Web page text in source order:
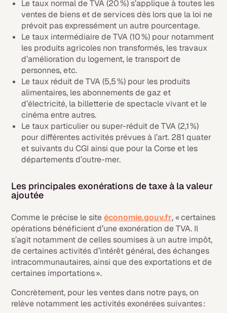
Le taux normal de TVA (20 %) s’applique à toutes les
ventes de biens et de services dès lors que la loi ne
prévoit pas expressément un autre pourcentage.
Le taux intermédiaire de TVA (10 %) pour notamment
les produits agricoles non transformés, les travaux
d’amélioration du logement, le transport de
personnes, etc.
Le taux réduit de TVA (5,5 %) pour les produits
alimentaires, les abonnements de gaz et
d’électricité, la billetterie de spectacle vivant et le
cinéma entre autres.
Le taux particulier ou super-réduit de TVA (2,1 %)
pour différentes activités prévues à l’art. 281 quater
et suivants du CGI ainsi que pour la Corse et les
départements d’outre-mer.
Les principales exonérations de taxe à la valeur
ajoutée
Comme le précise le siteéconomie.gouv.fr, « certaines
opérations bénéficient d’une exonération de TVA. Il
s’agit notamment de celles soumises à un autre impôt,
de certaines activités d’intérêt général, des échanges
intracommunautaires, ainsi que des exportations et de
certaines importations ».
Concrètement, pour les ventes dans notre pays, on
relève notamment les activités exonérées suivantes :